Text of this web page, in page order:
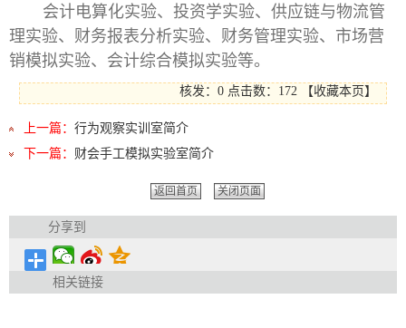
会计电算化实验、投资学实验、供应链与物流管
理实验、财务报表分析实验、财务管理实验、市场营
销模拟实验、会计综合模拟实验等。
核发：0 点击数： 172 【收藏本页 】
上一篇： 行为观察实训室简介
下一篇： 财会手工模拟实验室简介
返回首页 关闭页面
分享到
相关链接